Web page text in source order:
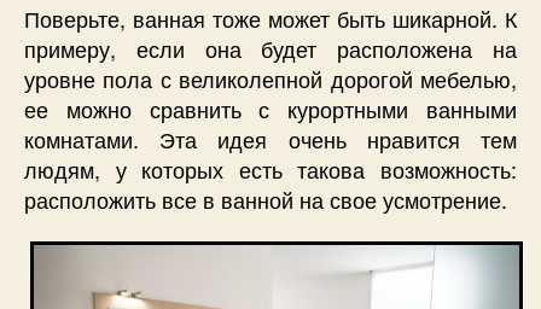
Поверьте, ванная тоже может быть шикарной. К
примеру, если она будет расположена на
уровне пола с великолепной дорогой мебелью,
ее можно сравнить с курортными ванными
комнатами. Эта идея очень нравится тем
людям, у которых есть такова возможность:
расположить все в ванной на свое усмотрение.